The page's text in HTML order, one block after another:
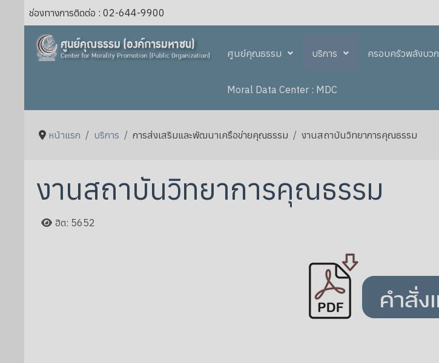
ช่องทางการติดต่อ : 02-644-9900
ศูนย์คุณธรรม
บริการ ครอบครัวพลังบวก
Moral Data Center : MDC
หน้าแรก บริการ การส่งเสริมและพัฒนาเครือข่ายคุณธรรม งานสถาบันวิทยาการคุณธรรม
งานสถาบันวิทยาการคุณธรรม
ฮิต: 5652